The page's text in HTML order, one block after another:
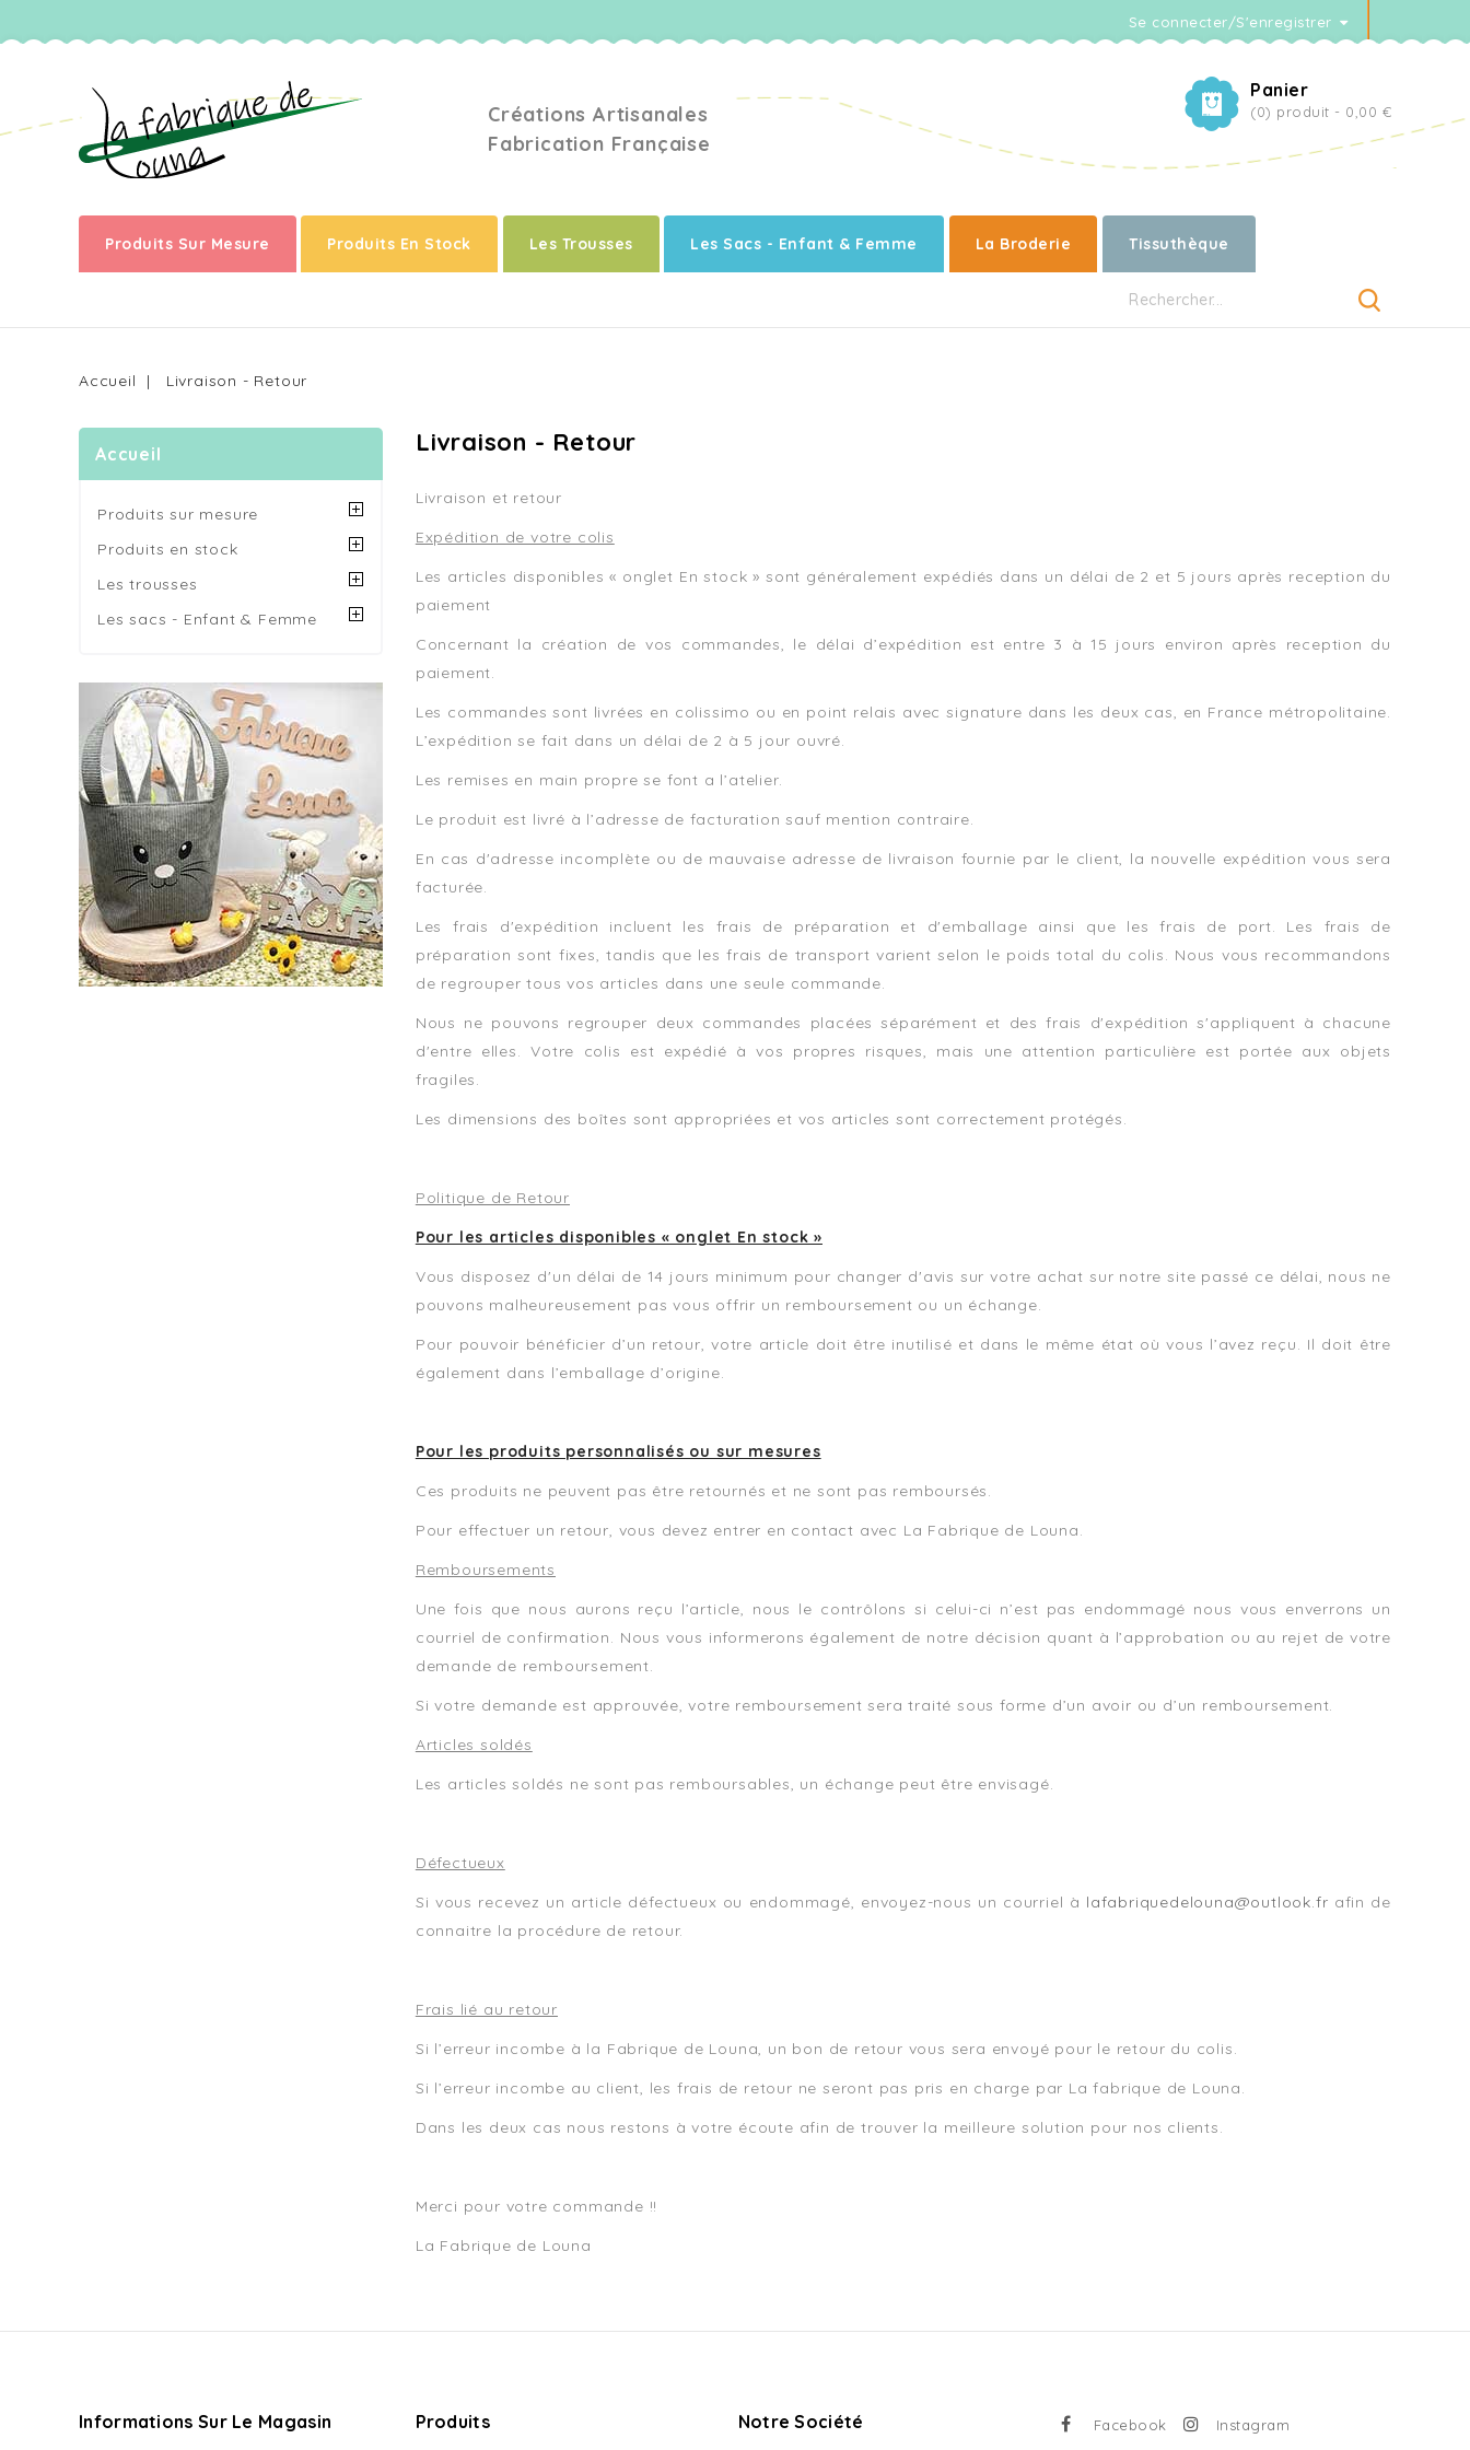
Se connecter/S'enregistrer
Créations Artisanales
Fabrication Française
Panier
(0) produit - 0,00 €
Produits Sur Mesure Produits En Stock Les Trousses Les Sacs - Enfant & Femme La Broderie Tissuthèque
Accueil Livraison - Retour
Accueil
Produits sur mesure
Produits en stock
Les trousses
Les sacs - Enfant & Femme
Livraison - Retour
Livraison et retour
Expédition de votre colis
Les articles disponibles « onglet En stock » sont généralement expédiés dans un délai de 2 et 5 jours après reception du
paiement
Concernant la création de vos commandes, le délai d’expédition est entre 3 à 15 jours environ après reception du
paiement.
Les commandes sont livrées en colissimo ou en point relais avec signature dans les deux cas, en France métropolitaine.
L’expédition se fait dans un délai de 2 à 5 jour ouvré.
Les remises en main propre se font a l’atelier.
Le produit est livré à l’adresse de facturation sauf mention contraire.
En cas d'adresse incomplète ou de mauvaise adresse de livraison fournie par le client, la nouvelle expédition vous sera
facturée.
Les frais d'expédition incluent les frais de préparation et d'emballage ainsi que les frais de port. Les frais de
préparation sont fixes, tandis que les frais de transport varient selon le poids total du colis. Nous vous recommandons
de regrouper tous vos articles dans une seule commande.
Nous ne pouvons regrouper deux commandes placées séparément et des frais d'expédition s'appliquent à chacune
d'entre elles. Votre colis est expédié à vos propres risques, mais une attention particulière est portée aux objets
fragiles.
Les dimensions des boîtes sont appropriées et vos articles sont correctement protégés.
Politique de Retour
Pour les articles disponibles « onglet En stock »
Vous disposez d'un délai de 14 jours minimum pour changer d'avis sur votre achat sur notre site passé ce délai, nous ne
pouvons malheureusement pas vous offrir un remboursement ou un échange.
Pour pouvoir bénéficier d’un retour, votre article doit être inutilisé et dans le même état où vous l’avez reçu. Il doit être
également dans l’emballage d’origine.
Pour les produits personnalisés ou sur mesures
Ces produits ne peuvent pas être retournés et ne sont pas remboursés.
Pour effectuer un retour, vous devez entrer en contact avec La Fabrique de Louna.
Remboursements
Une fois que nous aurons reçu l’article, nous le contrôlons si celui-ci n’est pas endommagé nous vous enverrons un
courriel de confirmation. Nous vous informerons également de notre décision quant à l’approbation ou au rejet de votre
demande de remboursement.
Si votre demande est approuvée, votre remboursement sera traité sous forme d’un avoir ou d’un remboursement.
Articles soldés
Les articles soldés ne sont pas remboursables, un échange peut être envisagé.
Défectueux
Si vous recevez un article défectueux ou endommagé, envoyez-nous un courriel à lafabriquedelouna@outlook.fr afin de
connaitre la procédure de retour.
Frais lié au retour
Si l’erreur incombe à la Fabrique de Louna, un bon de retour vous sera envoyé pour le retour du colis.
Si l’erreur incombe au client, les frais de retour ne seront pas pris en charge par La fabrique de Louna.
Dans les deux cas nous restons à votre écoute afin de trouver la meilleure solution pour nos clients.
Merci pour votre commande !!
La Fabrique de Louna
Informations Sur Le Magasin Produits Notre Société Facebook Instagram